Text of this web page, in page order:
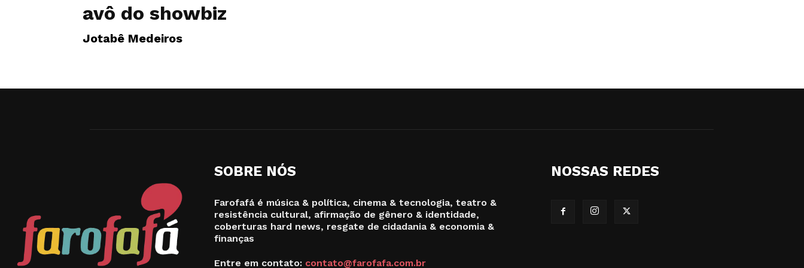
avô do showbiz
Jotabê Medeiros
SOBRE NÓS
Farofafá é música & política, cinema & tecnologia, teatro &
resistência cultural, afirmação de gênero & identidade,
coberturas hard news, resgate de cidadania & economia &
finanças
Entre em contato: contato@farofafa.com.br
NOSSAS REDES